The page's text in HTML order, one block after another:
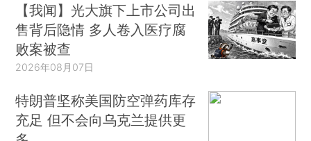
【我闻】光大旗下上市公司出
售背后隐情 多人卷入医疗腐
败案被查
2026年08月07日
特朗普坚称美国防空弹药库存
充足 但不会向乌克兰提供更